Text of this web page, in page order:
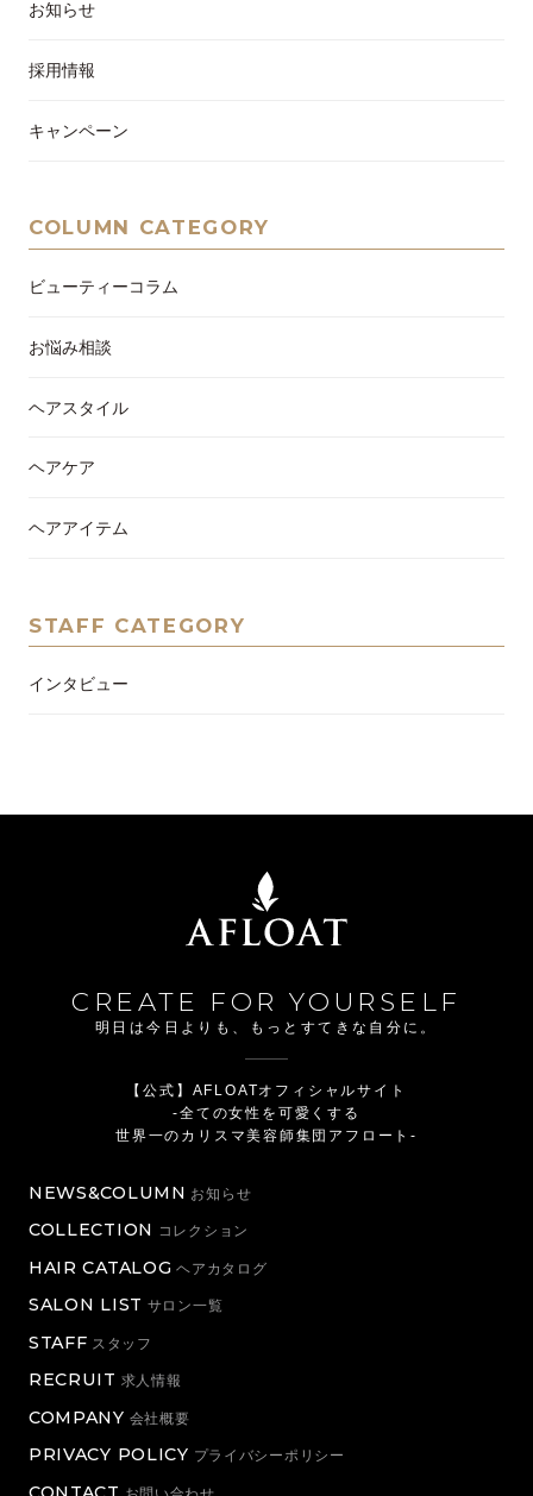
お知らせ
採用情報
キャンペーン
COLUMN CATEGORY
ビューティーコラム
お悩み相談
ヘアスタイル
ヘアケア
ヘアアイテム
STAFF CATEGORY
インタビュー
CREATE FOR YOURSELF
明日は今日よりも、もっとすてきな自分に。
【公式】AFLOATオフィシャルサイト
-全ての女性を可愛くする
世界一のカリスマ美容師集団アフロート-
NEWS&COLUMN お知らせ
COLLECTION コレクション
HAIR CATALOG ヘアカタログ
SALON LIST サロン一覧
STAFF スタッフ
RECRUIT 求人情報
COMPANY 会社概要
PRIVACY POLICY プライバシーポリシー